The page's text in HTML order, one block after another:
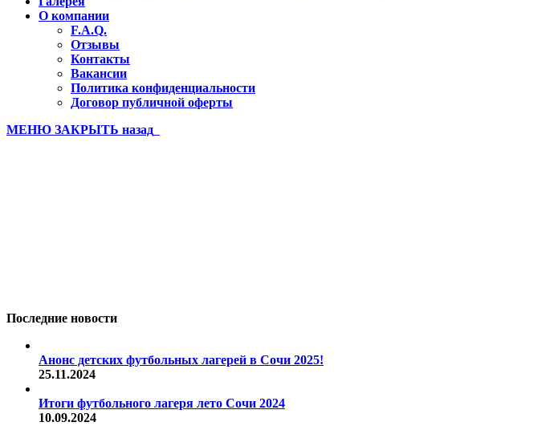
О компании
F.A.Q.
Отзывы
Контакты
Вакансии
Политика конфиденциальности
Договор публичной оферты
МЕНЮ ЗАКРЫТЬ назад
Последние новости
Анонс детских футбольных лагерей в Сочи 2025!
25.11.2024
Итоги футбольного лагеря лето Сочи 2024
10.09.2024